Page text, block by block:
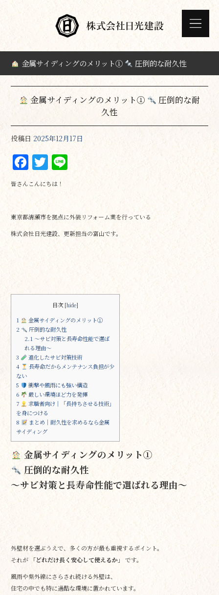
金属サイディングのメリット① 圧倒的な耐久性
金属サイディングのメリット①
圧倒的な耐
久性
投稿日 2025年12月17日
F
a
c
e
b
o
T
w
it
te
r
皆さんこんにちは！
東京都清瀬市を拠点に外装リフォーム業を行っている
株式会社日光建設、更新担当の富山です。
目次 [hide]
1
金属サイディングのメリット①
2
圧倒的な耐久性
2.1 〜サビ対策と長寿命性能で選ば
れる理由〜
3
進化したサビ対策技術
4
長寿命だからメンテナンス負担が少
ない
5
衝撃や風雨にも強い構造
6
厳しい環境ほど力を発揮
7
求職者向け｜「長持ちさせる技術」
を身につける
8
まとめ｜耐久性を求めるなら金属
サイディング
金属サイディングのメリット①
圧倒的な耐久性
〜サビ対策と長寿命性能で選ばれる理由〜
外壁材を選ぶうえで、多くの方が最も重視するポイント。
それが
「どれだけ長く安心して使えるか」
です。
風雨や紫外線にさらされ続ける外壁は、
住宅の中でも特に過酷な環境に置かれています。